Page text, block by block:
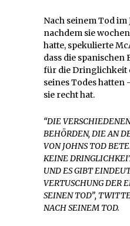
Nach seinem Tod im
nachdem sie
hatte, spekulierte
dass die
für die Dringlichkeit
seines Todes hatten
sie recht hat.
“DIE
BEHÖRDEN, DIE AN
VON JOHNS TOD
KEINE
UND ES GIBT
VERTUSCHUNG DER
SEINEN TOD”,
NACH SEINEM TOD.